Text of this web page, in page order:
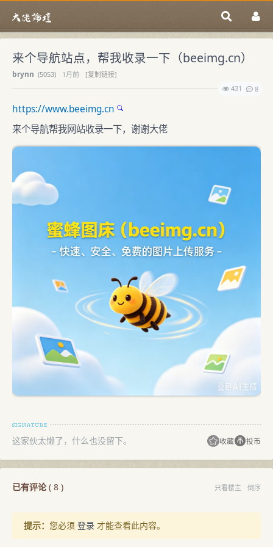
来个导航站点，帮我收录一下（beeimg.cn）
brynn (5053) 1月前
[复制链接]
431
8
https://www.beeimg.cn
来个导航帮我网站收录一下，谢谢大佬
这家伙太懒了，什么也没留下。 收藏 投币
已有评论( 8 ) 只看楼主 倒序
提示： 您必须 登录 才能查看此内容。